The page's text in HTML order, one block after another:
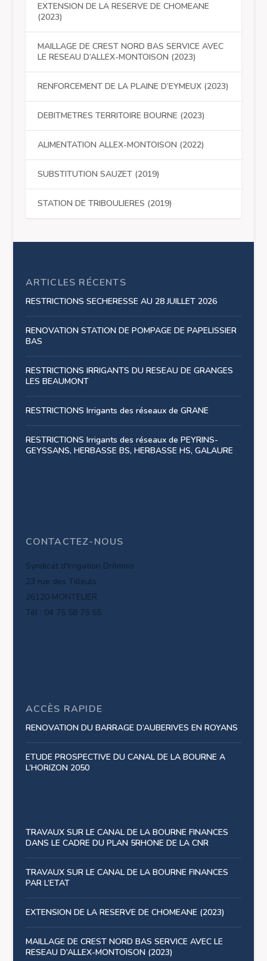
EXTENSION DE LA RESERVE DE CHOMEANE
(2023)
MAILLAGE DE CREST NORD BAS SERVICE AVEC
LE RESEAU D’ALLEX-MONTOISON (2023)
RENFORCEMENT DE LA PLAINE D’EYMEUX (2023)
DEBITMETRES TERRITOIRE BOURNE (2023)
ALIMENTATION ALLEX-MONTOISON (2022)
SUBSTITUTION SAUZET (2019)
STATION DE TRIBOULIERES (2019)
ARTICLES RÉCENTS
RESTRICTIONS SECHERESSE AU 28 JUILLET 2026
RENOVATION STATION DE POMPAGE DE PAPELISSIER
BAS
RESTRICTIONS IRRIGANTS DU RESEAU DE GRANGES
LES BEAUMONT
RESTRICTIONS Irrigants des réseaux de GRANE
RESTRICTIONS Irrigants des réseaux de PEYRINS-
GEYSSANS, HERBASSE BS, HERBASSE HS, GALAURE
CONTACTEZ-NOUS
Syndicat d'Irrigation Drômois
23 rue des Tilleuls
26120 MONTELIER
Tél : 04 75 58 75 55
ACCÈS RAPIDE
RENOVATION DU BARRAGE D’AUBERIVES EN ROYANS
ETUDE PROSPECTIVE DU CANAL DE LA BOURNE A
L’HORIZON 2050
TRAVAUX SUR LE CANAL DE LA BOURNE FINANCES
DANS LE CADRE DU PLAN 5RHONE DE LA CNR
TRAVAUX SUR LE CANAL DE LA BOURNE FINANCES
PAR L’ETAT
EXTENSION DE LA RESERVE DE CHOMEANE (2023)
MAILLAGE DE CREST NORD BAS SERVICE AVEC LE
RESEAU D’ALLEX-MONTOISON (2023)